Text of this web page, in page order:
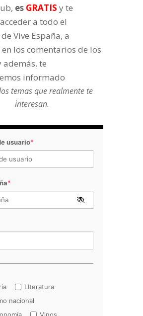
es GRATIS y te
a todo el
Vive España, a
los comentarios de los
te
informado
temas que realmente te
interesan.
usuario*
*
LIteratura
nacional